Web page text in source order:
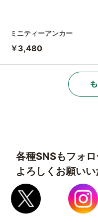
ミニティーアンカー
￥3,480
各種SNSもフォ
よろしくお願いい